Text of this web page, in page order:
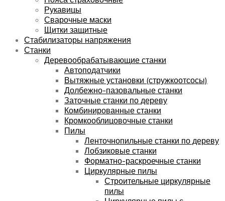
Рукавицы
Сварочные маски
Щитки защитные
Стабилизаторы напряжения
Станки
Деревообрабатывающие станки
Автоподатчики
Вытяжные установки (стружкоотсосы)
Долбежно-пазовальные станки
Заточные станки по дереву
Комбинированные станки
Кромкооблицовочные станки
Пилы
Ленточнопильные станки по дереву
Лобзиковые станки
Форматно-раскроечные станки
Циркулярные пилы
Строительные циркулярные
пилы